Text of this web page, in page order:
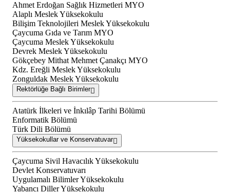
Ahmet Erdoğan Sağlık Hizmetleri MYO
Alaplı Meslek Yüksekokulu
Bilişim Teknolojileri Meslek Yüksekokulu
Çaycuma Gıda ve Tarım MYO
Çaycuma Meslek Yüksekokulu
Devrek Meslek Yüksekokulu
Gökçebey Mithat Mehmet Çanakçı MYO
Kdz. Ereğli Meslek Yüksekokulu
Zonguldak Meslek Yüksekokulu
Rektörlüğe Bağlı Birimler
Atatürk İlkeleri ve İnkılâp Tarihi Bölümü
Enformatik Bölümü
Türk Dili Bölümü
Yüksekokullar ve Konservatuvar
Çaycuma Sivil Havacılık Yüksekokulu
Devlet Konservatuvarı
Uygulamalı Bilimler Yüksekokulu
Yabancı Diller Yüksekokulu